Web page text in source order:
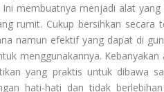
membuatnya menjadi alat
rumit. Cukup bersihkan secara
namun efektif yang dapat di
menggunakannya.
yang praktis untuk dibawa
hati-hati dan tidak